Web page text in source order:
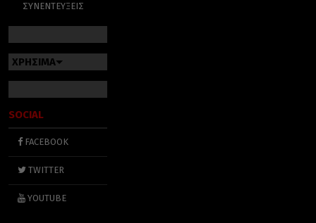
ΣΥΝΕΝΤΕΥΞΕΙΣ
ΧΡΗΣΙΜΑ
SOCIAL
FACEBOOK
TWITTER
YOUTUBE